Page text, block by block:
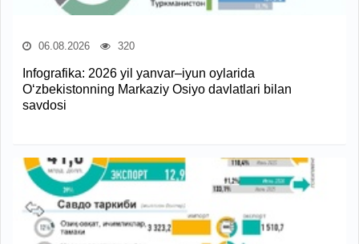
06.08.2026 320
Infografika: 2026 yil yanvar–iyun oylarida
O‘zbekistonning Markaziy Osiyo davlatlari bilan
savdosi